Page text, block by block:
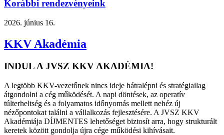
Korábbi rendezvényeink
2026. június 16.
KKV Akadémia
INDUL A JVSZ KKV AKADÉMIA!
A legtöbb KKV-vezetőnek nincs ideje hátralépni és stratégiailag
átgondolni a cég működését. A napi döntések, az operatív
túlterheltség és a folyamatos időnyomás mellett nehéz új
nézőpontokat találni a vállalkozás fejlesztésére. A JVSZ KKV
Akadémiája DÍJMENTES lehetőséget biztosít arra, hogy strukturált
keretek között gondolja újra cége működési kihívásait.